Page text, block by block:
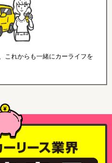
これからも一緒にカーライフを